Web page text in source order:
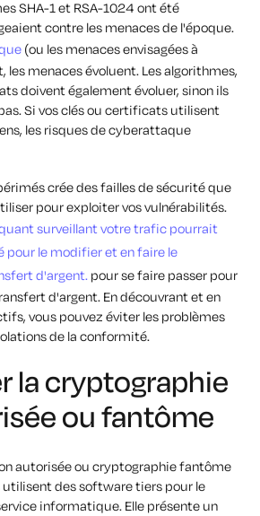
SHA-1 et RSA-1024 ont été
contre les menaces de l'époque.
(ou les menaces envisagées à
les menaces évoluent. Les algorithmes,
doivent également évoluer, sinon ils
Si vos clés ou certificats utilisent
les risques de cyberattaque
crée des failles de sécurité que
pour exploiter vos vulnérabilités.
surveillant votre trafic pourrait
pour le modifier et en faire le
d'argent. pour se faire passer pour
d'argent. En découvrant et en
vous pouvez éviter les problèmes
de la conformité.
la cryptographie
ou fantôme
autorisée ou cryptographie fantôme
utilisent des software tiers pour le
informatique. Elle présente un